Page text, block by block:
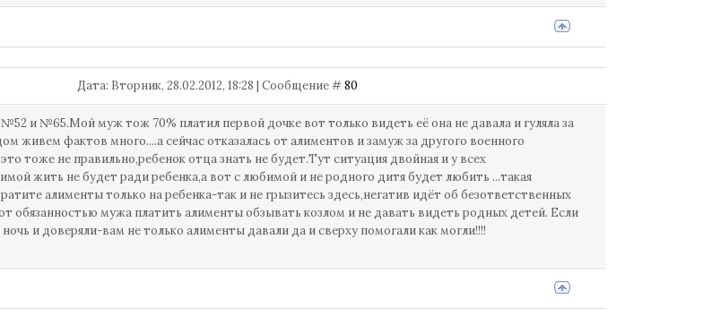
Дата: Вторник, 28.02.2012, 18:28 | Сообщение #80
и №65.Мой муж тож 70% платил первой дочке вот только видеть её она не давала и гуляла за
живем фактов много....а сейчас отказалась от алиментов и замуж за другого военного
тоже не правильно,ребенок отца знать не будет.Тут ситуация двойная и у всех
жить не будет ради ребенка,а вот с любимой и не родного дитя будет любить ...такая
алименты только на ребенка-так и не грызитесь здесь,негатив идёт об безответственных
обязанностью мужа платить алименты обзывать козлом и не давать видеть родных детей. Если
и доверяли-вам не только алименты давали да и сверху помогали как могли!!!!